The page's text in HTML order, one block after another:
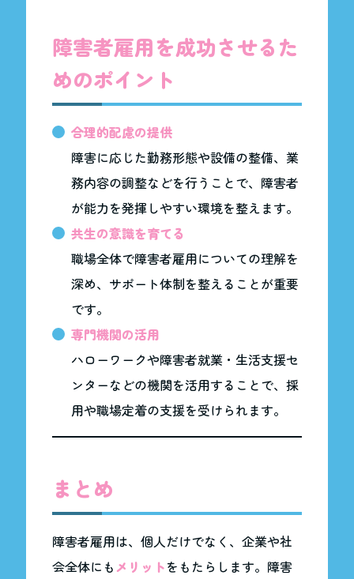
障害者雇用を成功させるた
めのポイント
合理的配慮の提供
障害に応じた勤務形態や設備の整備、業
務内容の調整などを行うことで、障害者
が能力を発揮しやすい環境を整えます。
共生の意識を育てる
職場全体で障害者雇用についての理解を
深め、サポート体制を整えることが重要
です。
専門機関の活用
ハローワークや障害者就業・生活支援セ
ンターなどの機関を活用することで、採
用や職場定着の支援を受けられます。
まとめ
障害者雇用は、個人だけでなく、企業や社
会全体にも メリットをもたらします。障害